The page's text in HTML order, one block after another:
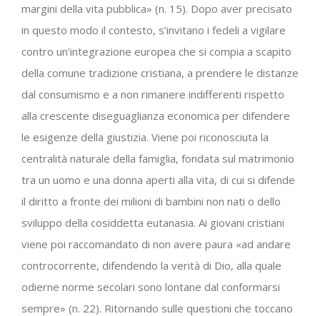
margini della vita pubblica» (n. 15). Dopo aver precisato
in questo modo il contesto, s’invitano i fedeli a vigilare
contro un’integrazione europea che si compia a scapito
della comune tradizione cristiana, a prendere le distanze
dal consumismo e a non rimanere indifferenti rispetto
alla crescente diseguaglianza economica per difendere
le esigenze della giustizia. Viene poi riconosciuta la
centralità naturale della famiglia, fondata sul matrimonio
tra un uomo e una donna aperti alla vita, di cui si difende
il diritto a fronte dei milioni di bambini non nati o dello
sviluppo della cosiddetta eutanasia. Ai giovani cristiani
viene poi raccomandato di non avere paura «ad andare
controcorrente, difendendo la verità di Dio, alla quale
odierne norme secolari sono lontane dal conformarsi
sempre» (n. 22). Ritornando sulle questioni che toccano